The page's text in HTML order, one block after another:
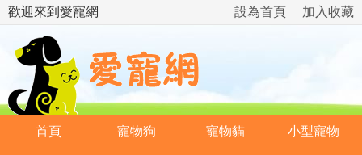
歡迎來到愛寵網 加入收藏
設為首頁
首頁 寵物狗 寵物貓 小型寵物